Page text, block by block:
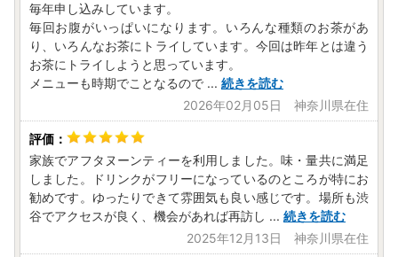
毎年申し込みしています。
毎回お腹がいっぱいになります。いろんな種類のお茶があ
り、いろんなお茶にトライしています。今回は昨年とは違う
お茶にトライしようと思っています。
メニューも時期でことなるので ... 続きを読む
2026年02月05日 神奈川県在住
家族でアフタヌーンティーを利用しました。味・量共に満足
しました。ドリンクがフリーになっているのところが特にお
勧めです。ゆったりできて雰囲気も良い感じです。場所も渋
谷でアクセスが良く、機会があれば再訪し ... 続きを読む
2025年12月13日 神奈川県在住